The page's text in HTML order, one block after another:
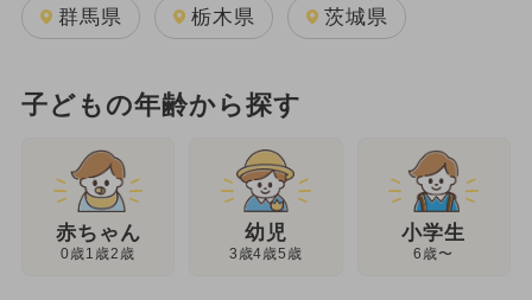
群馬県 栃木県 茨城県
子どもの年齢から探す
赤ちゃん
0歳1歳2歳
幼児
3歳4歳5歳
小学生
6歳〜